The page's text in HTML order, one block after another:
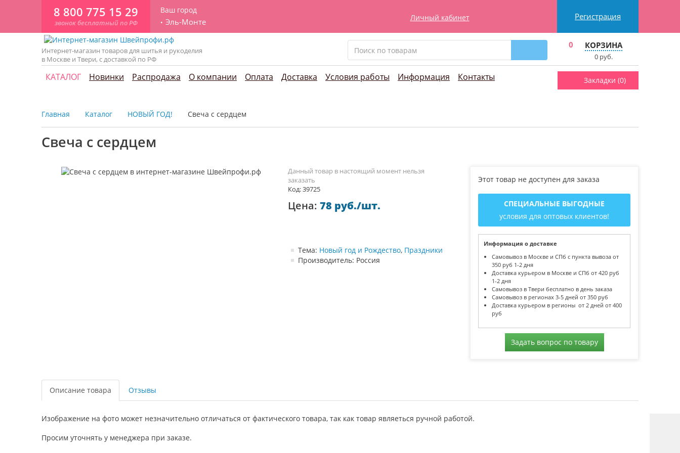
8 800 775 15 29
звонок бесплатный по РФ
Ваш город
Эль-Монте Личный кабинет Регистрация
Интернет-магазин товаров для шитья и рукоделия
в Москве и Твери, с доставкой по РФ
0 КОРЗИНА
0руб.
Закладки (0)
КАТАЛОГ Новинки Распродажа О компании Оплата Доставка Условия работы Информация Контакты
Главная Каталог НОВЫЙ ГОД! Свеча с сердцем
Свеча с сердцем
Данный товар в настоящий момент нельзя
заказать
Код: 39725
Цена: 78 руб./шт.
Тема: Новый год и Рождество, Праздники
Производитель: Россия
Этот товар не доступен для заказа
СПЕЦИАЛЬНЫЕ ВЫГОДНЫЕ
условия для оптовых клиентов!
Информация о доставке
Самовывоз в Москве и СПб с пункта вывоза от
350 руб 1-2 дня
Доставка курьером в Москве и СПб от 420 руб
1-2 дня
Самовывоз в Твери бесплатно в день заказа
Самовывоз в регионах 3-5 дней от 350 руб
Доставка курьером в регионы от 2 дней от 400
руб
Задать вопрос по товару
Описание товара Отзывы
Изображение на фото может незначительно отличаться от фактического товара, так как товар являеться ручной работой.
Просим уточнять у менеджера при заказе.